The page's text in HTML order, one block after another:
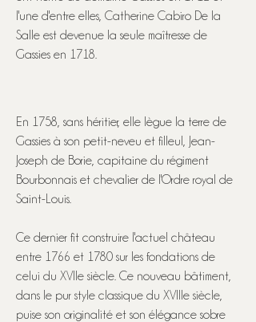
l'une d'entre elles, Catherine Cabiro De la
Salle est devenue la seule maîtresse de
Gassies en 1718.
En 1758, sans héritier, elle lègue la terre de
Gassies à son petit-neveu et filleul, Jean-
Joseph de Borie, capitaine du régiment
Bourbonnais et chevalier de l'Ordre royal de
Saint-Louis.
Ce dernier fit construire l'actuel château
entre 1766 et 1780 sur les fondations de
celui du XVIIe siècle. Ce nouveau bâtiment,
dans le pur style classique du XVIIIe siècle,
puise son originalité et son élégance sobre